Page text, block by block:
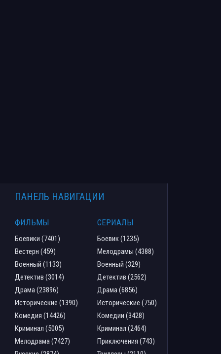
ПАНЕЛЬ НАВИГАЦИИ
ФИЛЬМЫ
Боевики (7401)
Вестерн (459)
Военный (1133)
Детектив (3014)
Драма (23896)
Исторические (1390)
Комедия (14426)
Криминал (5005)
Мелодрама (7427)
СЕРИАЛЫ
Боевик (1235)
Мелодрамы (4388)
Военный (329)
Детектив (2562)
Драма (6856)
Исторические (750)
Комедии (3428)
Криминал (2464)
Приключения (743)